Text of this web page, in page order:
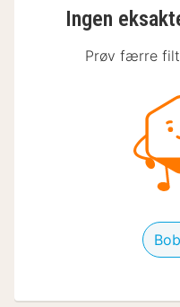
Ingen
Prøv færre